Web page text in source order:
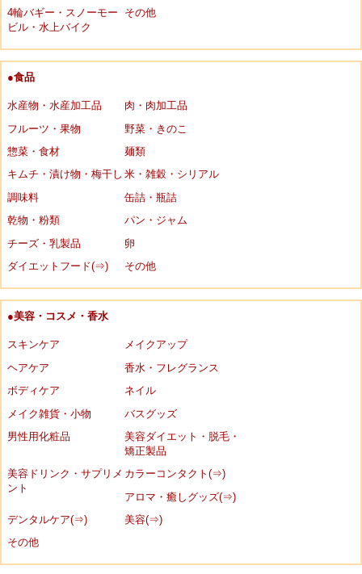
4輪バギー・スノーモー
ビル・水上バイク
その他
●食品
水産物・水産加工品
肉・肉加工品
フルーツ・果物
野菜・きのこ
惣菜・食材
麺類
キムチ・漬け物・梅干し 米・雑穀・シリアル
調味料
缶詰・瓶詰
乾物・粉類
パン・ジャム
チーズ・乳製品
卵
ダイエットフード(⇒)
その他
●美容・コスメ・香水
スキンケア
メイクアップ
ヘアケア
香水・フレグランス
ボディケア
ネイル
メイク雑貨・小物
バスグッズ
男性用化粧品
美容ダイエット・脱毛・
矯正製品
美容ドリンク・サプリメ
ント
カラーコンタクト(⇒)
アロマ・癒しグッズ(⇒)
デンタルケア(⇒)
美容(⇒)
その他